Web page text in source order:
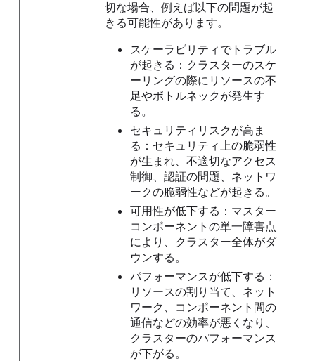
切な場合、例えば以下の問題が起
きる可能性があります。
スケーラビリティでトラブル
が起きる：クラスターのスケ
ーリングの際にリソースの不
足やボトルネックが発生す
る。
セキュリティリスクが高ま
る：セキュリティ上の脆弱性
が生まれ、不適切なアクセス
制御、認証の問題、ネットワ
ークの脆弱性などが起きる。
可用性が低下する：マスター
コンポーネントの単一障害点
により、クラスター全体がダ
ウンする。
パフォーマンスが低下する：
リソースの割り当て、ネット
ワーク、コンポーネント間の
通信などの効率が悪くなり、
クラスターのパフォーマンス
が下がる。